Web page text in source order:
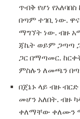
ጥብቅ የሆነ
በጣም ተገቢ ነው.
ማግኘት ነው. ብዙ
ጃኬት ወይም ጋጣጣ
ጋር በማጣመር.
ምስሉን ለመጫን
በጀኔኑ ላይ ብዙ
መሆን አለበት. ብዙ
ቀለማቸው ቀለሙን